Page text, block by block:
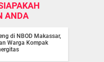
ANDA
di NBOD Makassar,
Warga Kompak